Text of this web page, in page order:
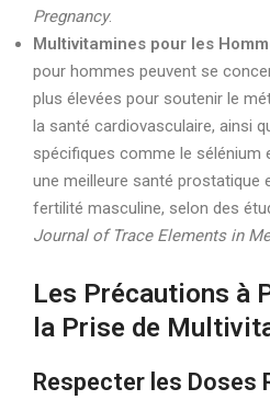
Pregnancy.
Multivitamines pour les
pour hommes peuvent se
plus élevées pour soutenir le
la santé cardiovasculaire, ainsi
spécifiques comme le sélénium
une meilleure santé prostatique
fertilité masculine, selon des
Journal of Trace Elements in
Les Précautions à
la Prise de
Respecter les Doses